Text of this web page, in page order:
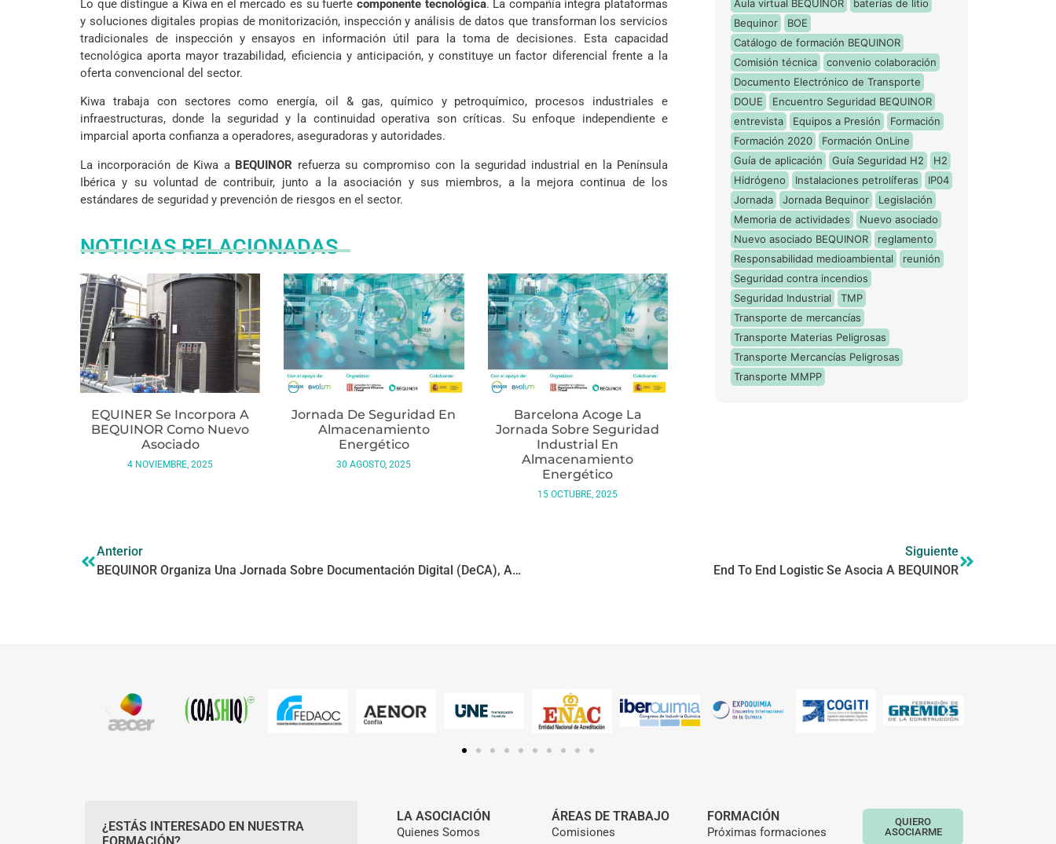
Lo que distingue a Kiwa en el mercado es su fuerte componente tecnológica. La compañía integra plataformas
y soluciones digitales propias de monitorización, inspección y análisis de datos que transforman los servicios
tradicionales de inspección y ensayos en información útil para la toma de decisiones. Esta capacidad
tecnológica aporta mayor trazabilidad, eficiencia y anticipación, y constituye un factor diferencial frente a la
oferta convencional del sector.
Kiwa trabaja con sectores como energía, oil & gas, químico y petroquímico, procesos industriales e
infraestructuras, donde la seguridad y la continuidad operativa son críticas. Su enfoque independiente e
imparcial aporta confianza a operadores, aseguradoras y autoridades.
La incorporación de Kiwa a BEQUINOR refuerza su compromiso con la seguridad industrial en la Península
Ibérica y su voluntad de contribuir, junto a la asociación y sus miembros, a la mejora continua de los
estándares de seguridad y prevención de riesgos en el sector.
NOTICIAS RELACIONADAS
EQUINER Se Incorpora A
BEQUINOR Como Nuevo
Asociado
4 NOVIEMBRE, 2025
Jornada De Seguridad En
Almacenamiento
Energético
30 AGOSTO, 2025
Barcelona Acoge La
Jornada Sobre Seguridad
Industrial En
Almacenamiento
Energético
15 OCTUBRE, 2025
Aula virtual BEQUINOR
baterías de litio
Bequinor
BOE
Catálogo de formación BEQUINOR
Comisión técnica
convenio colaboración
Documento Electrónico de Transporte
DOUE
Encuentro Seguridad BEQUINOR
entrevista
Equipos a Presión
Formación
Formación 2020
Formación OnLine
Guía de aplicación
Guía Seguridad H2
H2
Hidrógeno
Instalaciones petrolíferas
IP04
Jornada
Jornada Bequinor
Legislación
Memoria de actividades
Nuevo asociado
Nuevo asociado BEQUINOR
reglamento
Responsabilidad medioambiental
reunión
Seguridad contra incendios
Seguridad Industrial
TMP
Transporte de mercancías
Transporte Materias Peligrosas
Transporte Mercancías Peligrosas
Transporte MMPP
Anterior
BEQUINOR Organiza Una Jornada Sobre Documentación Digital (DeCA), ADR Y Nuevas Aplicaciones, Y Contará Con Expertos Del Ministerio De Transportes Y Movilidad Sostenible.
Siguiente
End To End Logistic Se Asocia A BEQUINOR
¿ESTÁS INTERESADO EN NUESTRA
LA ASOCIACIÓN
Quienes Somos
ÁREAS DE TRABAJO
Comisiones
FORMACIÓN
Próximas formaciones
QUIERO
ASOCIARME